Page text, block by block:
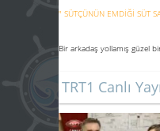
" SÜTÇÜNÜN EMDİĞİ SÜT
Bir arkadaş yollamış güzel
TRT1 Canlı